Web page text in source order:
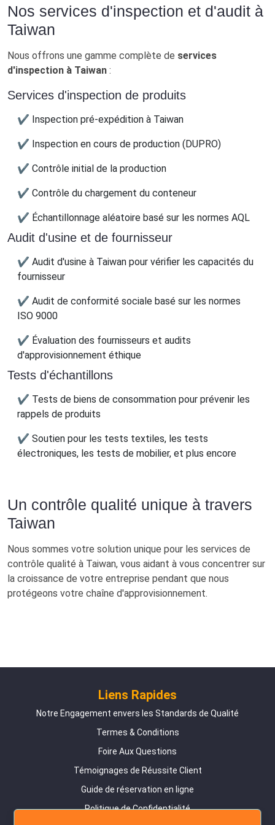
Nos services d'inspection et d'audit à
Taiwan
Nous offrons une gamme complète de services
d'inspection à Taiwan :
Services d'inspection de produits
✔ Inspection pré-expédition à Taiwan
✔ Inspection en cours de production (DUPRO)
✔ Contrôle initial de la production
✔ Contrôle du chargement du conteneur
✔ Échantillonnage aléatoire basé sur les normes AQL
Audit d'usine et de fournisseur
✔ Audit d'usine à Taiwan pour vérifier les capacités du
fournisseur
✔ Audit de conformité sociale basé sur les normes
ISO 9000
✔ Évaluation des fournisseurs et audits
d'approvisionnement éthique
Tests d'échantillons
✔ Tests de biens de consommation pour prévenir les
rappels de produits
✔ Soutien pour les tests textiles, les tests
électroniques, les tests de mobilier, et plus encore
Un contrôle qualité unique à travers
Taiwan
Nous sommes votre solution unique pour les services de
contrôle qualité à Taiwan, vous aidant à vous concentrer sur
la croissance de votre entreprise pendant que nous
protégeons votre chaîne d'approvisionnement.
Liens Rapides
Notre Engagement envers les Standards de Qualité
Termes & Conditions
Foire Aux Questions
Témoignages de Réussite Client
Guide de réservation en ligne
Politique de Confidentialité